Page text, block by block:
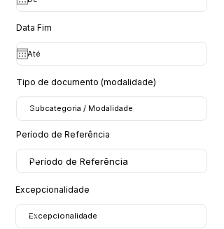
Data Fim
Tipo de documento (modalidade)
Período de Referência
Excepcionalidade